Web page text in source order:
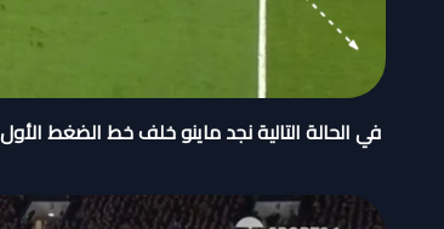
في الحالة التالية نجد ماينو خلف خط الضغط